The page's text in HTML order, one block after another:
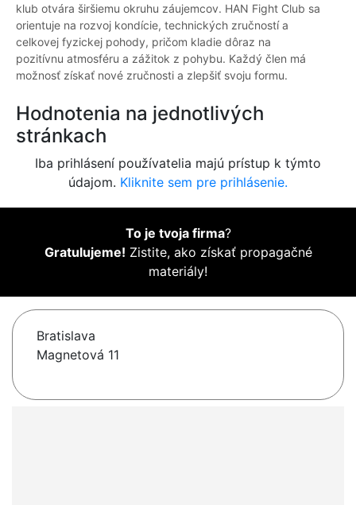
klub otvára širšiemu okruhu záujemcov. HAN Fight Club sa
orientuje na rozvoj kondície, technických zručností a
celkovej fyzickej pohody, pričom kladie dôraz na
pozitívnu atmosféru a zážitok z pohybu. Každý člen má
možnosť získať nové zručnosti a zlepšiť svoju formu.
Hodnotenia na jednotlivých
stránkach
Iba prihlásení používatelia majú prístup k týmto
údajom. Kliknite sem pre prihlásenie.
To je tvoja firma?
Gratulujeme! Zistite, ako získať propagačné
materiály!
Bratislava
Magnetová 11